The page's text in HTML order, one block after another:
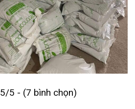
5/5 - (7 bình chọn)